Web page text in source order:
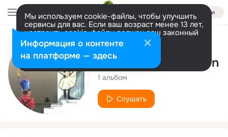
Войти
Мы используем cookie-файлы, чтобы улучшить
сервисы для вас. Если ваш возраст менее 13 лет,
настроить cookie-файлы должен ваш законный
представитель. Больше информации
Разрешить все Настроить
Исполнитель
Kirsten D. Jørgensen
1 альбом
Слушать
Информация о контенте
на платформе — здесь